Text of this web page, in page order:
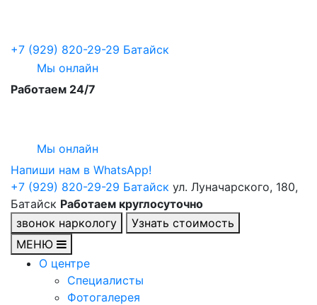
+7 (929) 820-29-29 Батайск
Мы онлайн
Работаем 24/7
Мы онлайн
Напиши нам в WhatsApp!
+7 (929) 820-29-29 Батайск ул. Луначарского, 180,
Батайск Работаем круглосуточно
звонок наркологу
Узнать стоимость
МЕНЮ
О центре
Специалисты
Фотогалерея